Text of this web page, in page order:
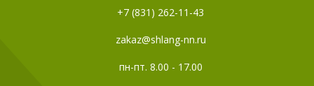
+7 (831) 262-11-43
zakaz@shlang-nn.ru
пн-пт. 8.00 - 17.00